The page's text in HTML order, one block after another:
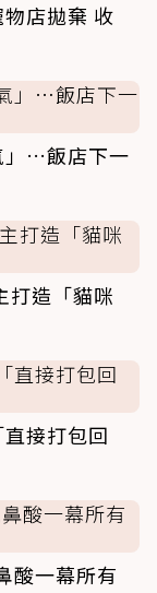
店拋棄 收
」…飯店下一
打造「貓咪
接打包回
酸一幕所有